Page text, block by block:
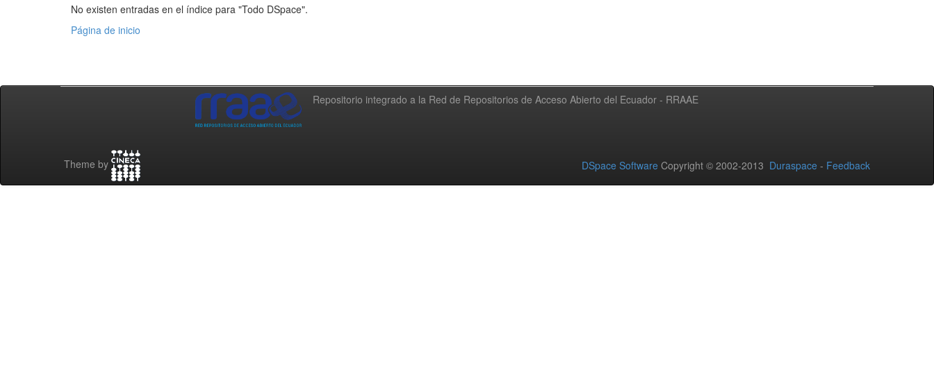
No existen entradas en el índice para "Todo DSpace".
Página de inicio
Repositorio integrado a la Red de Repositorios de Acceso Abierto del Ecuador - RRAAE
Theme by DSpace Software Copyright © 2002-2013 Duraspace - Feedback